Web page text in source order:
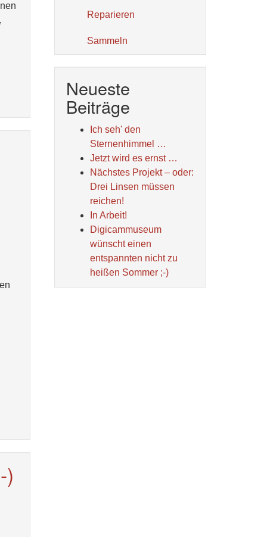
)
Reparieren
Sammeln
Neueste
Beiträge
Ich seh' den
Sternenhimmel …
Jetzt wird es ernst …
Nächstes Projekt – oder:
Drei Linsen müssen
reichen!
In Arbeit!
Digicammuseum
wünscht einen
entspannten nicht zu
heißen Sommer ;-)